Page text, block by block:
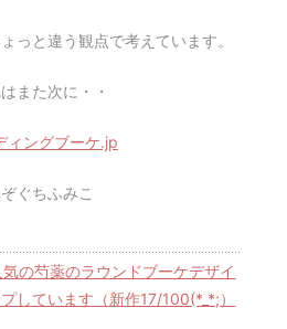
っと違う観点で考えています。
また次に・・
ィングブーケ.jp
ぐちふみこ
の芍薬のラウンドブーケデザイ
しています（新作17/100(*_*;）